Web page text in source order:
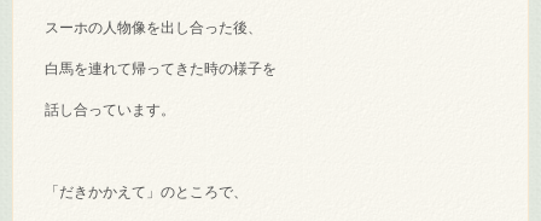
スーホの人物像を出し合った後、
白馬を連れて帰ってきた時の様子を
話し合っています。
「だきかかえて」のところで、